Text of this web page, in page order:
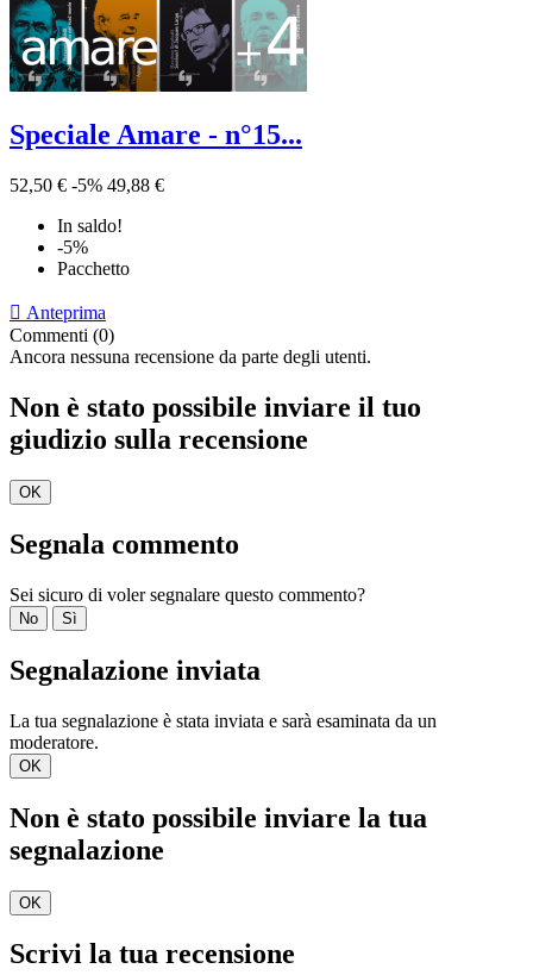
Speciale Amare - n°15...
52,50 € -5% 49,88 €
In saldo!
-5%
Pacchetto
 Anteprima
Commenti (0)
Ancora nessuna recensione da parte degli utenti.
Non è stato possibile inviare il tuo
giudizio sulla recensione
OK
Segnala commento
Sei sicuro di voler segnalare questo commento?
No Sì
Segnalazione inviata
La tua segnalazione è stata inviata e sarà esaminata da un
moderatore.
OK
Non è stato possibile inviare la tua
segnalazione
OK
Scrivi la tua recensione